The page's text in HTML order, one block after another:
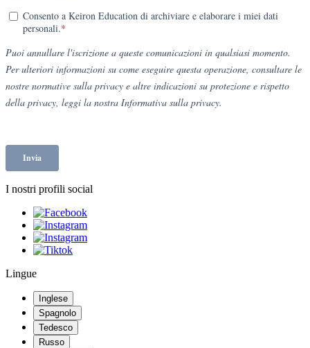
I nostri profili social
Lingue
Inglese
Spagnolo
Tedesco
Russo